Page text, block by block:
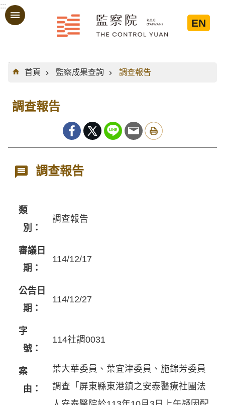
跳到主要內容區塊
:::
EN
:::
首頁
監察成果查詢 調查報告
調查報告
調查報告
類
別：
調查報告
審議日
期：
114/12/17
公告日
期：
114/12/27
字
號：
114社調0031
案
由：
葉大華委員、葉宜津委員、施錦芳委員
調查「屏東縣東港鎮之安泰醫療社團法